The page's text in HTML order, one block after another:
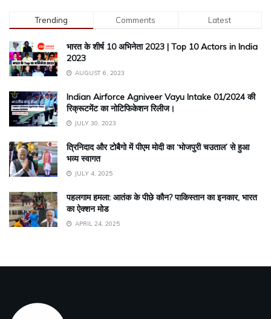
Trending Comments Latest
भारत के शीर्ष 10 अभिनेता 2023 | Top 10 Actors in India
2023
AUGUST 6, 2023
Indian Airforce Agniveer Vayu Intake 01/2024 की
रिक्रूटमेंट का नोटिफिकेशन रिलीज।
JULY 30, 2023
त्रिनिदाद और टोबैगो में पीएम मोदी का ‘भोजपुरी चउताल’ से हुआ
भव्य स्वागत
JULY 4, 2025
पहलगाम हमला: आतंक के पीछे कौन? पाकिस्तान का इनकार, भारत
का ऐक्शन मोड
APRIL 24, 2025